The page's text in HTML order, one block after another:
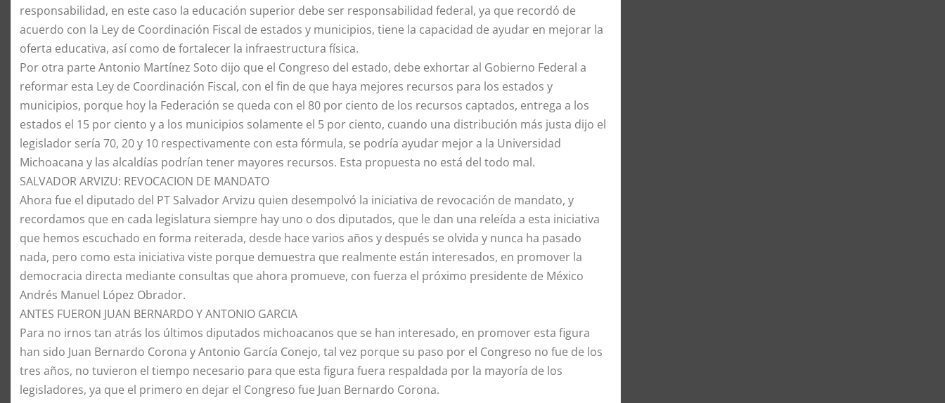
responsabilidad, en este caso la educación superior debe ser responsabilidad federal, ya que recordó de
acuerdo con la Ley de Coordinación Fiscal de estados y municipios, tiene la capacidad de ayudar en mejorar la
oferta educativa, así como de fortalecer la infraestructura física.
​Por otra parte Antonio Martínez Soto dijo que el Congreso del estado, debe exhortar al Gobierno Federal a
reformar esta Ley de Coordinación Fiscal, con el fin de que haya mejores recursos para los estados y
municipios, porque hoy la Federación se queda con el 80 por ciento de los recursos captados, entrega a los
estados el 15 por ciento y a los municipios solamente el 5 por ciento, cuando una distribución más justa dijo el
legislador sería 70, 20 y 10 respectivamente con esta fórmula, se podría ayudar mejor a la Universidad
Michoacana y las alcaldías podrían tener mayores recursos. Esta propuesta no está del todo mal.
​SALVADOR ARVIZU: REVOCACION DE MANDATO
​Ahora fue el diputado del PT Salvador Arvizu quien desempolvó la iniciativa de revocación de mandato, y
recordamos que en cada legislatura siempre hay uno o dos diputados, que le dan una releída a esta iniciativa
que hemos escuchado en forma reiterada, desde hace varios años y después se olvida y nunca ha pasado
nada, pero como esta iniciativa viste porque demuestra que realmente están interesados, en promover la
democracia directa mediante consultas que ahora promueve, con fuerza el próximo presidente de México
Andrés Manuel López Obrador.
​ANTES FUERON JUAN BERNARDO Y ANTONIO GARCIA
​Para no irnos tan atrás los últimos diputados michoacanos que se han interesado, en promover esta figura
han sido Juan Bernardo Corona y Antonio García Conejo, tal vez porque su paso por el Congreso no fue de los
tres años, no tuvieron el tiempo necesario para que esta figura fuera respaldada por la mayoría de los
legisladores, ya que el primero en dejar el Congreso fue Juan Bernardo Corona.